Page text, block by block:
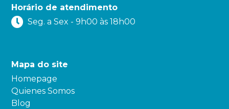
Horário de atendimento
Seg. a Sex - 9h00 às 18h00
Mapa do site
Homepage
Quienes Somos
Blog